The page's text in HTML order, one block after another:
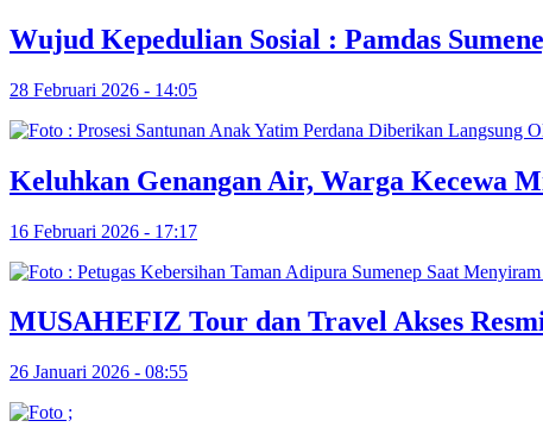
Wujud Kepedulian Sosial : Pamdas
28 Februari 2026 - 14:05
Keluhkan Genangan Air, Warga Kecewa
16 Februari 2026 - 17:17
MUSAHEFIZ Tour dan Travel Akses
26 Januari 2026 - 08:55